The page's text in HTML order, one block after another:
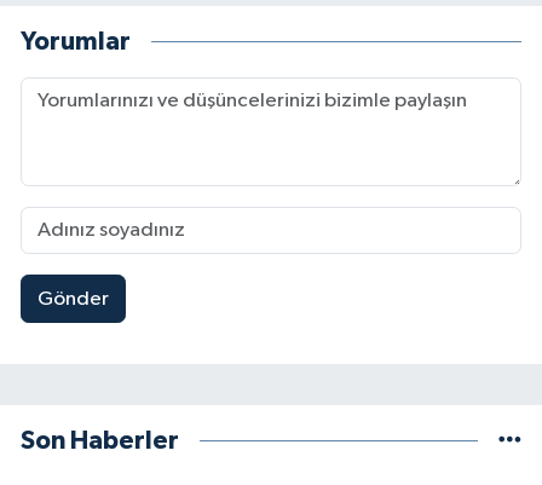
Yorumlar
Gönder
Son Haberler